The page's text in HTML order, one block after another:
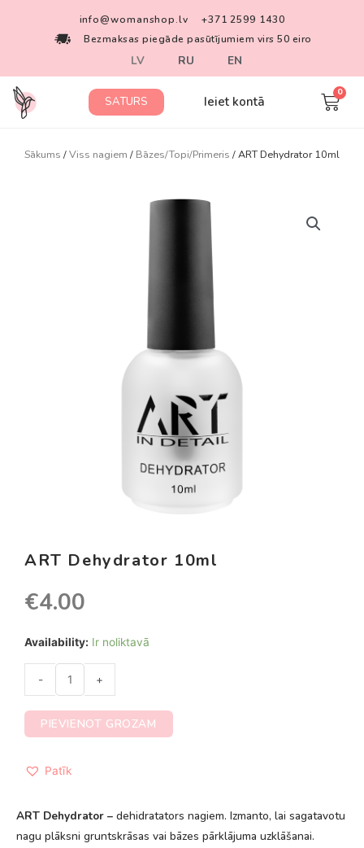
info@womanshop.lv
+371 2599 1430
Bezmaksas piegāde pasūtījumiem virs 50 eiro
LV RU EN
SATURS Ieiet kontā
Sākums /Viss nagiem / Bāzes/Topi/Primeris / ART Dehydrator 10ml
ART Dehydrator 10ml
€4.00
Availability: Ir noliktavā
- +
PIEVIENOT GROZAM
Patīk
ART Dehydrator – dehidratators nagiem. Izmanto, lai sagatavotu
nagu plāksni gruntskrāsas vai bāzes pārklājuma uzklāšanai.